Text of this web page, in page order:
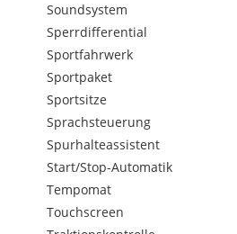
Soundsystem
Sperrdifferential
Sportfahrwerk
Sportpaket
Sportsitze
Sprachsteuerung
Spurhalteassistent
Start/Stop-Automatik
Tempomat
Touchscreen